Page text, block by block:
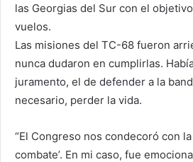
las Georgias del Sur con el
vuelos.
Las misiones del TC-68 fueron
nunca dudaron en cumplirlas.
juramento, el de defender a la
necesario, perder la vida.
“El Congreso nos condecoró con la
combate’. En mi caso, fue